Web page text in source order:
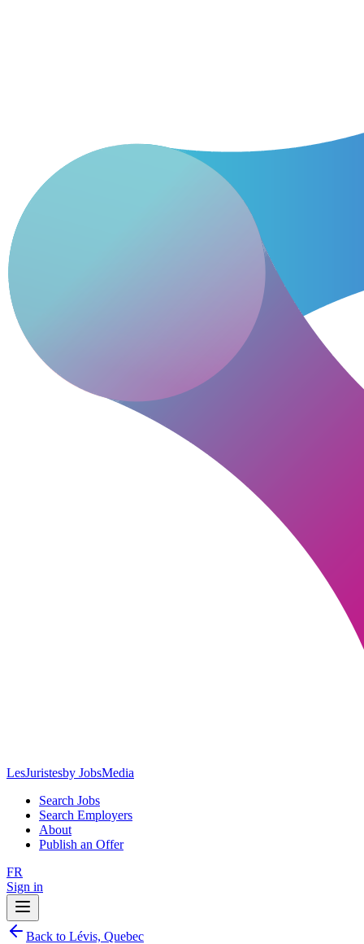
LesJuristesby JobsMedia
Search Jobs
Search Employers
About
Publish an Offer
FR
Sign in
Back to Lévis, Quebec